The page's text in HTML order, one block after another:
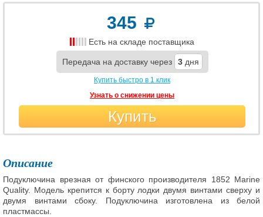
345
Есть на складе поставщика
Передача на доставку через 3 дня
Купить быстро в 1 клик
Узнать о снижении цены
Купить
Описание
Подуключина врезная от финского производителя 1852 Marine
Quality. Модель крепится к борту лодки двумя винтами сверху и
двумя винтами сбоку. Подуключина изготовлена из белой
пластмассы.